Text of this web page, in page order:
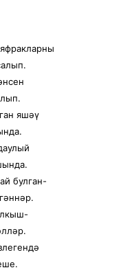
яшәү
булган-